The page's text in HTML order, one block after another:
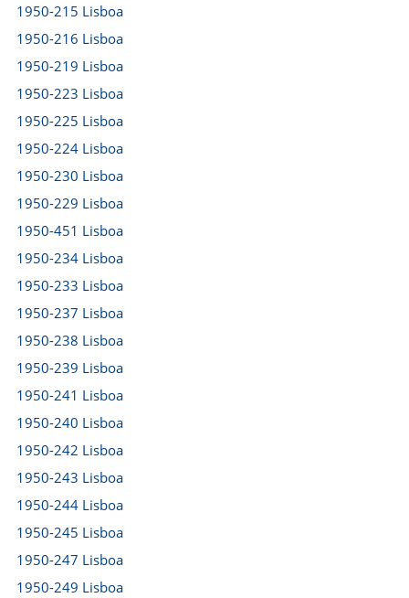
1950-215 Lisboa
1950-216 Lisboa
1950-219 Lisboa
1950-223 Lisboa
1950-225 Lisboa
1950-224 Lisboa
1950-230 Lisboa
1950-229 Lisboa
1950-451 Lisboa
1950-234 Lisboa
1950-233 Lisboa
1950-237 Lisboa
1950-238 Lisboa
1950-239 Lisboa
1950-241 Lisboa
1950-240 Lisboa
1950-242 Lisboa
1950-243 Lisboa
1950-244 Lisboa
1950-245 Lisboa
1950-247 Lisboa
1950-249 Lisboa